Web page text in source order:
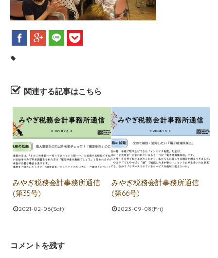
関連する記事はこちら
みやぎ税務会計事務所通信
(第35号)
2021-02-06(Sat)
みやぎ税務会計事務所通信
(第66号)
2023-09-08(Fri)
コメントを残す